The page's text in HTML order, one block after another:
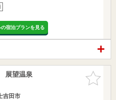
宿泊プランを見る
お気に入
りに追加
展望温泉
吉田市